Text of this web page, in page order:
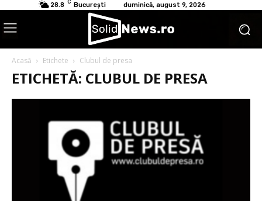
28.8 C București duminică, august 9, 2026
Acasă Etichete Clubul de presa
ETICHETĂ: CLUBUL DE PRESA